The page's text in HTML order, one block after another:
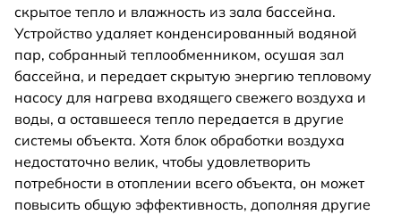
скрытое тепло и влажность из зала бассейна.
Устройство удаляет конденсированный водяной
пар, собранный теплообменником, осушая зал
бассейна, и передает скрытую энергию тепловому
насосу для нагрева входящего свежего воздуха и
воды, а оставшееся тепло передается в другие
системы объекта. Хотя блок обработки воздуха
недостаточно велик, чтобы удовлетворить
потребности в отоплении всего объекта, он может
повысить общую эффективность, дополняя другие